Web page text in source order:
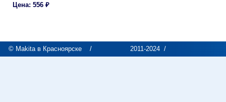
Цена: 556 ₽
© Makita в Красноярске / 2011-2024 /